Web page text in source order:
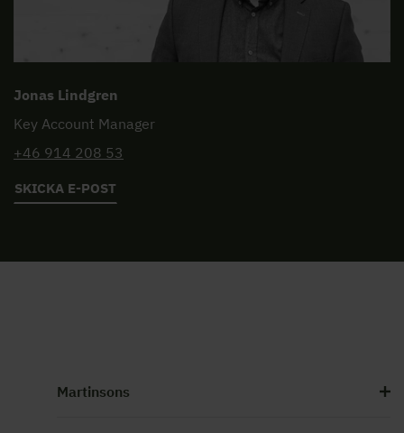
Jonas Lindgren
Key Account Manager
+46 914 208 53
SKICKA E-POST
Martinsons